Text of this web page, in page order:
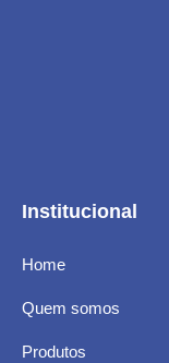
Institucional
Home
Quem somos
Produtos